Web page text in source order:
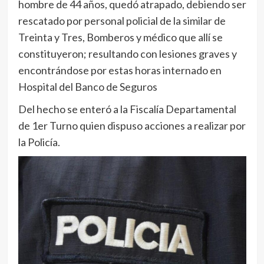
hombre de 44 años, quedó atrapado, debiendo ser
rescatado por personal policial de la similar de
Treinta y Tres, Bomberos y médico que allí se
constituyeron; resultando con lesiones graves y
encontrándose por estas horas internado en
Hospital del Banco de Seguros
Del hecho se enteró a la Fiscalía Departamental
de 1er Turno quien dispuso acciones a realizar por
la Policía.